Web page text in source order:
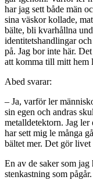
har jag sett både män
sina väskor kollade,
bälte, bli kvarhållna
identitetshandlingar
på. Jag bor inte här.
att komma till mitt hem
Abed svarar:
– Ja, varför ler
sin egen och andras
metalldetektorn. Jag
har sett mig le många
bältet mer. Det gör livet
En av de saker som
stenkastning som